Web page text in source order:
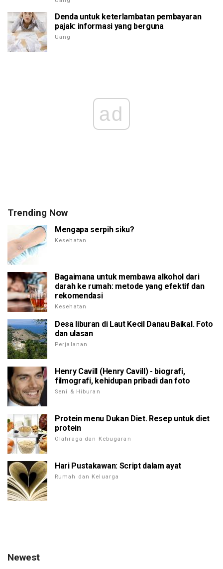
Denda untuk keterlambatan pembayaran
pajak: informasi yang berguna
Uang
ad
Trending Now
Mengapa serpih siku?
Kesehatan
Bagaimana untuk membawa alkohol dari
darah ke rumah: metode yang efektif dan
rekomendasi
Kesehatan
Desa liburan di Laut Kecil Danau Baikal. Foto
dan ulasan
Perjalanan
Henry Cavill (Henry Cavill) - biografi,
filmografi, kehidupan pribadi dan foto
Seni & Hiburan
Protein menu Dukan Diet. Resep untuk diet
protein
Olahraga dan Kebugaran
Hari Pustakawan: Script dalam ayat
Rumah dan Keluarga
Newest